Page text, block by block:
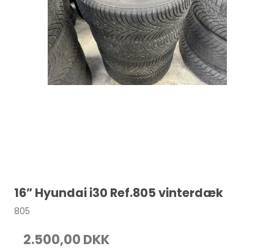
16” Hyundai i30 Ref.805 vinterdæk
805
2.500,00 DKK